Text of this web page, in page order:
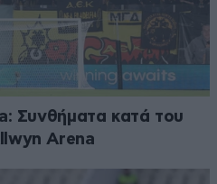
Συνθήματα κατά του
Arena